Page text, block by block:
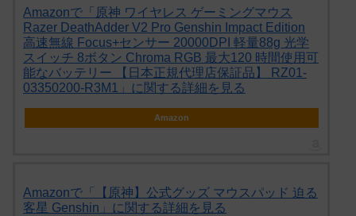
Amazonで「原神 ワイヤレス ゲーミングマウス
Razer DeathAdder V2 Pro Genshin Impact Edition
高速無線 Focus+センサー 20000DPI 軽量88g 光学
スイッチ 8ボタン Chroma RGB 最大120 時間使用可
能なバッテリー 【日本正規代理店保証品】 RZ01-
03350200-R3M1」に関する詳細を見る
Amazon
Amazonで「【原神】公式グッズ マウスパッド 迫る
客星 Genshin」に関する詳細を見る